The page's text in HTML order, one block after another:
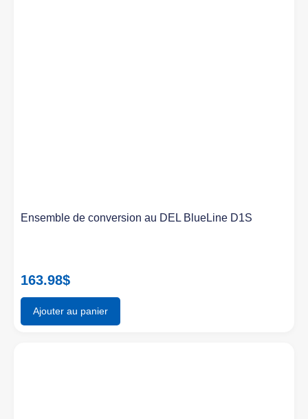
Ensemble de conversion au DEL BlueLine D1S
163.98$
Ajouter au panier